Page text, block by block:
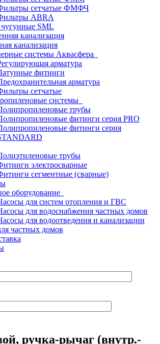
сетчатые ФМФЧ
ABRA
SML
канализация
канализация
системы Аквасфера
арматура
фитинги
арматура
сетчатые
системы
трубы
фитинги серия PRO
фитинги серия
трубы
электросварные
сегментные (сварные)
оборудование
для систем отопления и ГВС
для водоснабжения частных домов
для водоотведения и канализации
частных домов
ручка-рычаг (внутр.-